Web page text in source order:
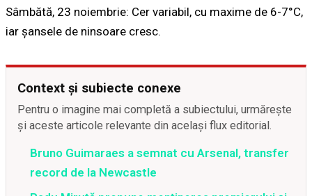
Sâmbătă, 23 noiembrie: Cer variabil, cu maxime de 6-7°C,
iar șansele de ninsoare cresc.
Context și subiecte conexe
Pentru o imagine mai completă a subiectului, urmărește
și aceste articole relevante din același flux editorial.
Bruno Guimaraes a semnat cu Arsenal, transfer
record de la Newcastle